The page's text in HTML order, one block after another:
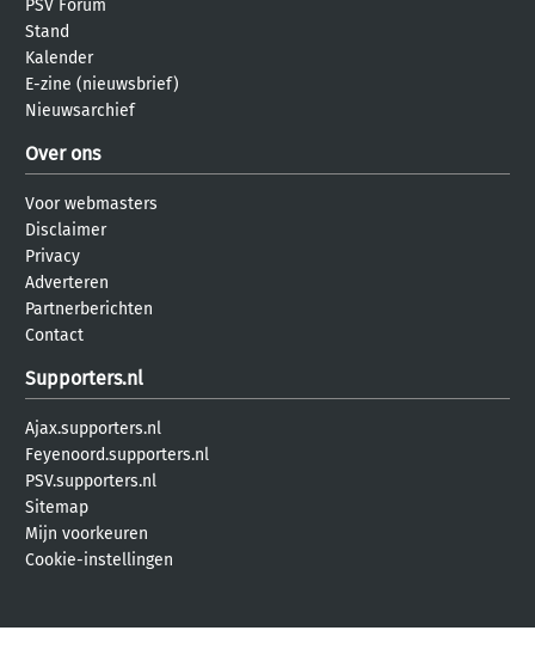
PSV Forum
Stand
Kalender
E-zine (nieuwsbrief)
Nieuwsarchief
Over ons
Voor webmasters
Disclaimer
Privacy
Adverteren
Partnerberichten
Contact
Supporters.nl
Ajax.supporters.nl
Feyenoord.supporters.nl
PSV.supporters.nl
Sitemap
Mijn voorkeuren
Cookie-instellingen